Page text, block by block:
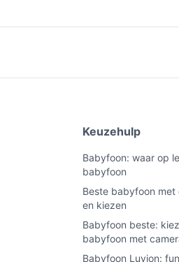
Keuzehulp
Babyfoon: waar op
babyfoon
Beste babyfoon met
en kiezen
Babyfoon beste:
babyfoon met
Babyfoon Luvion: